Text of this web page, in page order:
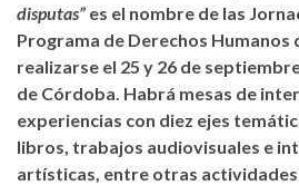
disputas” es el nombre de las
Programa de Derechos Humanos
realizarse el 25 y 26 de
de Córdoba. Habrá mesas de
experiencias con diez ejes
libros, trabajos audiovisuales e
artísticas, entre otras